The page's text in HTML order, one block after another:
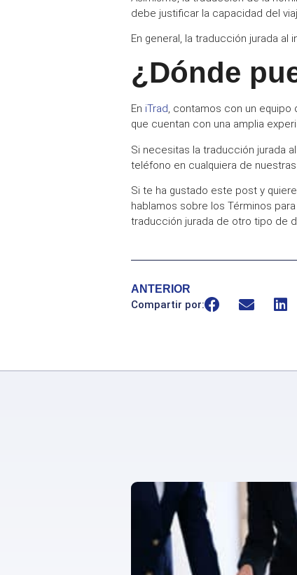
debe justificar la capacidad del
En general, la traducción jurada
¿Dónde
En iTrad, contamos con un equipo
que cuentan con una amplia
Si necesitas la traducción jurada
teléfono en cualquiera de
Si te ha gustado este post y
hablamos sobre los Términos
traducción jurada de otro tipo de
ANTERIOR
Compartir por: